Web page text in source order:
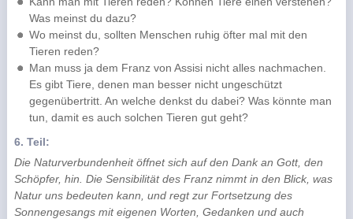
Was meinst du dazu?
Wo meinst du, sollten Menschen ruhig öfter mal mit den
Tieren reden?
Man muss ja dem Franz von Assisi nicht alles nachmachen.
Es gibt Tiere, denen man besser nicht ungeschützt
gegenübertritt. An welche denkst du dabei? Was könnte man
tun, damit es auch solchen Tieren gut geht?
6. Teil:
Die Naturverbundenheit öffnet sich auf den Dank an Gott, den
Schöpfer, hin. Die Sensibilität des Franz nimmt in den Blick, was
Natur uns bedeuten kann, und regt zur Fortsetzung des
Sonnengesangs mit eigenen Worten, Gedanken und auch